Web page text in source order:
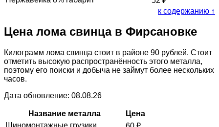
к содержанию ↑
Цена лома свинца в Фирсановке
Килограмм лома свинца стоит в районе 90 рублей. Стоит
отметить высокую распространённость этого металла,
поэтому его поиски и добыча не займут более нескольких
часов.
Дата обновление: 08.08.26
Название металла
Цена